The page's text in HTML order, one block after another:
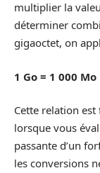
multiplier la
déterminer
gigaoctet, on
1 Go = 1 000 Mo
Cette relation
lorsque vous
passante d’un
les conversions